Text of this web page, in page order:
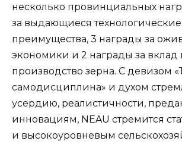
несколько провинциальных
за выдающиеся технологические
преимущества, 3 награды за
экономики и 2 награды за вклад
производство зерна. С девизом
самодисциплина» и духом
усердию, реалистичности,
инновациям, NEAU стремится
и высокоуровневым